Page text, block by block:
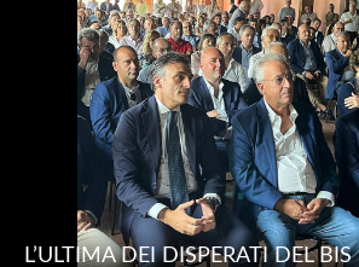
L’ULTIMA DEI DISPERATI DEL BIS